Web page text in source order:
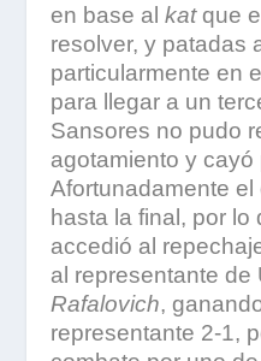
en base alkatque
resolver, y patadas
particularmente en
para llegar a un
Sansores no pudo
agotamiento y cayó
Afortunadamente
hasta la final, por lo
accedió al
al representante de
Rafalovich,
representante 2-1,